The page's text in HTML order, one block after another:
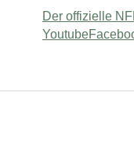
Der offizielle
Youtube